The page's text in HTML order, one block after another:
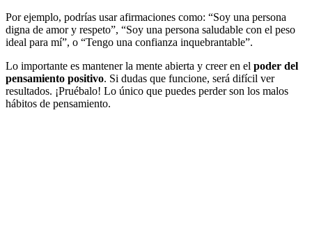
Por ejemplo, podrías usar afirmaciones como: “Soy una persona
digna de amor y respeto”, “Soy una persona saludable con el peso
ideal para mí”, o “Tengo una confianza inquebrantable”.
Lo importante es mantener la mente abierta y creer en el poder del
pensamiento positivo. Si dudas que funcione, será difícil ver
resultados. ¡Pruébalo! Lo único que puedes perder son los malos
hábitos de pensamiento.